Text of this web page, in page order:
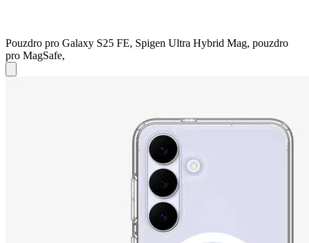
Pouzdro pro Galaxy S25 FE, Spigen Ultra Hybrid Mag, pouzdro
pro MagSafe,